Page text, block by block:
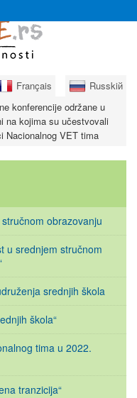
Français
Russkiй
konferencije održane u
na kojima su učestvovali
Nacionalnog VET tima
obrazovanju
u srednjem stručnom
srednjih škola
škola“
tima u 2022.
tranzicija“